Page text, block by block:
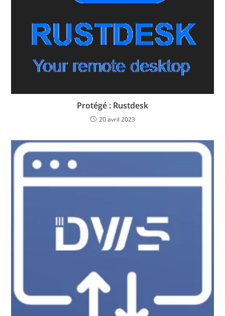
Protégé : Rustdesk
20 avril 2023